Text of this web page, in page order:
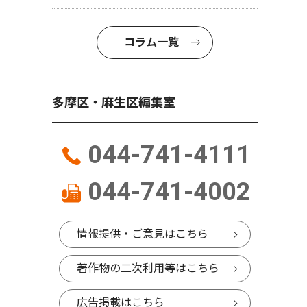
コラム一覧
多摩区・麻生区編集室
044-741-4111
044-741-4002
情報提供・ご意見はこちら
著作物の二次利用等はこちら
広告掲載はこちら